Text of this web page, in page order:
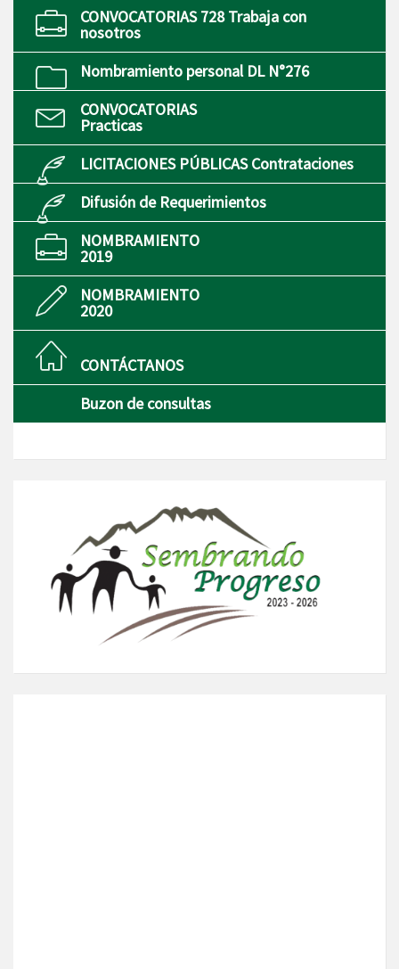
CONVOCATORIAS 728 Trabaja con
nosotros
Nombramiento personal DL N°276
CONVOCATORIAS
Practicas
LICITACIONES PÚBLICAS Contrataciones
Difusión de Requerimientos
NOMBRAMIENTO
2019
NOMBRAMIENTO
2020
CONTÁCTANOS
Buzon de consultas